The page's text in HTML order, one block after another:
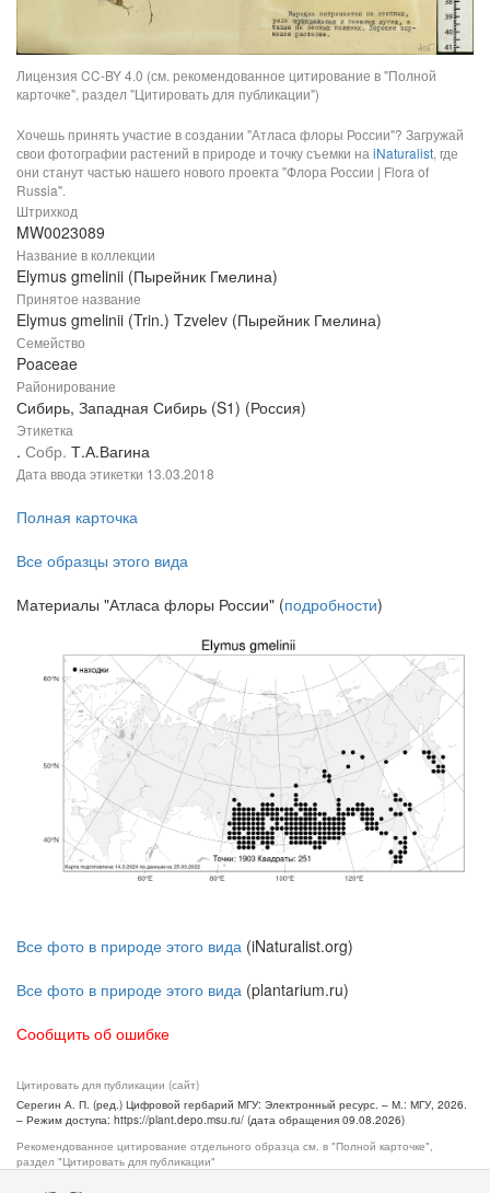
Лицензия CC-BY 4.0 (см. рекомендованное цитирование в "Полной
карточке", раздел "Цитировать для публикации")
Хочешь принять участие в создании "Атласа флоры России"? Загружай
свои фотографии растений в природе и точку съемки на iNaturalist, где
они станут частью нашего нового проекта "Флора России | Flora of
Russia".
Штрихкод
MW0023089
Название в коллекции
Elymus gmelinii (Пырейник Гмелина)
Принятое название
Elymus gmelinii (Trin.) Tzvelev (Пырейник Гмелина)
Семейство
Poaceae
Районирование
Сибирь, Западная Сибирь (S1) (Россия)
Этикетка
. Собр. Т.А.Вагина
Дата ввода этикетки 13.03.2018
Полная карточка
Все образцы этого вида
Материалы "Атласа флоры России" (подробности)
Все фото в природе этого вида (iNaturalist.org)
Все фото в природе этого вида (plantarium.ru)
Сообщить об ошибке
Цитировать для публикации (сайт)
Серегин А. П. (ред.) Цифровой гербарий МГУ: Электронный ресурс. – М.: МГУ, 2026.
– Режим доступа: https://plant.depo.msu.ru/ (дата обращения 09.08.2026)
Рекомендованное цитирование отдельного образца см. в "Полной карточке",
раздел "Цитировать для публикации"